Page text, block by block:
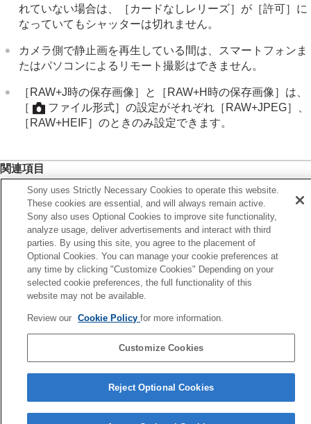
れていない場合は、
［カードなしレリーズ］ が ［許可］ に
なっていてもシャッターは切れません。
カメラ側で静止画を再生している間は、スマートフォンま
たはパソコンによるリモート撮影はできません。
［RAW+J時の保存画像］ と ［RAW+H時の保存画像］ は、
［
ファイル形式］ の設定がそれぞれ ［RAW+JPEG］
［RAW+HEIF］のときのみ設定できます。
関連項目
スマートフォンをリモコンとして使う
記録メディア設定（静止画/動画）：記録メディア（静止
画）
ートフォンをリモコンとして使う
次へ
Copyright 2026 Sony Corporation
Sony uses Strictly Necessary Cookies to operate this website.
These cookies are essential, and will always remain active.
Sony also uses Optional Cookies to improve site functionality,
analyze usage, deliver advertisements and interact with third
parties. By using this site, you agree to the placement of
Optional Cookies. You can manage your cookie preferences at
any time by clicking "Customize Cookies" Depending on your
selected cookie preferences, the full functionality of this
website may not be available.
Review our Cookie Policyfor more information.
Customize Cookies
Reject Optional Cookies